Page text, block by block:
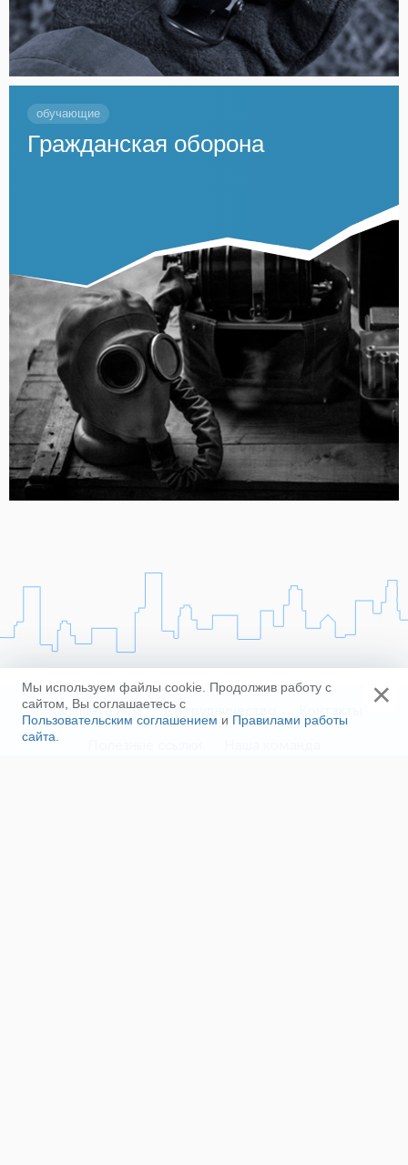
обучающие
Гражданская оборона
Напишите нам Сотрудничество
Мы используем файлы cookie. Продолжив работу с
сайтом, Вы соглашаетесь с
Пользовательским соглашением и Правилами работы
сайта
×